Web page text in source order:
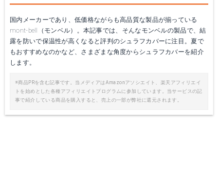
国内メーカーであり、低価格ながらも高品質な製品が揃っている
mont-bell（モンベル）。本記事では、そんなモンベルの製品で、結
露を防いで保温性が高くなると評判のシュラフカバーに注目。夏で
もおすすめなのかなど、さまざまな角度からシュラフカバーを紹介
します。
※商品PRを含む記事です。当メディアはAmazonアソシエイト、楽天アフィリエイ
トを始めとした各種アフィリエイトプログラムに参加しています。当サービスの記
事で紹介している商品を購入すると、売上の一部が弊社に還元されます。